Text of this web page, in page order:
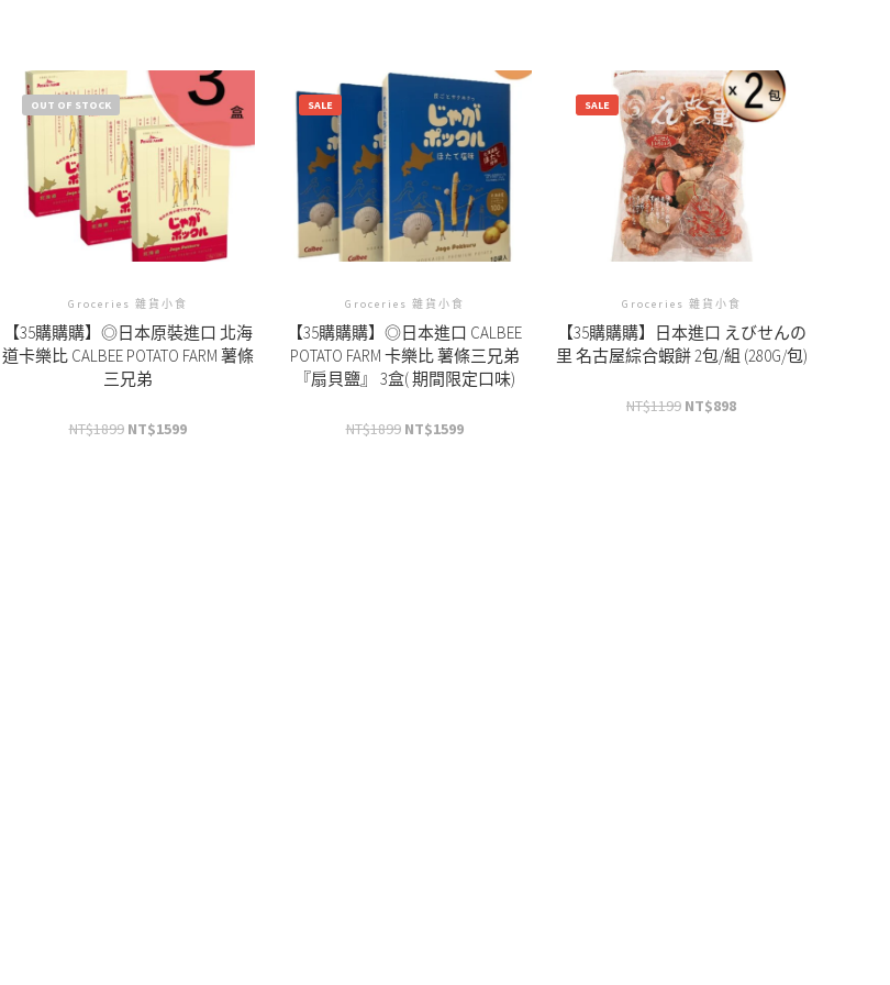
OUT OF STOCK
Groceries 雜貨小食
【35購購購】◎日本原裝進口 北海
道卡樂比 CALBEE POTATO FARM 薯條
三兄弟
NT$1899 原
NT$1599目
SALE
Groceries 雜貨小食
【35購購購】◎日本進口 CALBEE
POTATO FARM 卡樂比 薯條三兄弟
『扇貝鹽』 3盒( 期間限定口味)
NT$1899 原
NT$1599目
SALE
Groceries 雜貨小食
【35購購購】日本進口 えびせんの
里 名古屋綜合蝦餅 2包/組 (280G/包)
NT$1199 原
NT$898目